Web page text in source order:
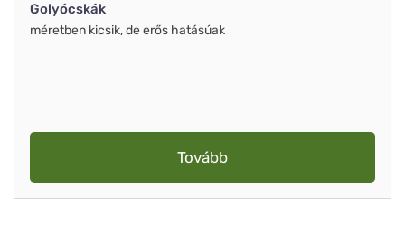
Golyócskák
méretben kicsik, de erős hatásúak
Tovább